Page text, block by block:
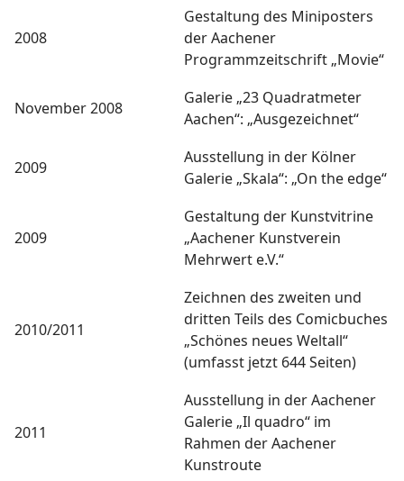
2008
Gestaltung des Miniposters
der Aachener
Programmzeitschrift „Movie“
November 2008
Galerie „23 Quadratmeter
Aachen“: „Ausgezeichnet“
2009
Ausstellung in der Kölner
Galerie „Skala“: „On the edge“
2009
Gestaltung der Kunstvitrine
„Aachener Kunstverein
Mehrwert e.V.“
2010/2011
Zeichnen des zweiten und
dritten Teils des Comicbuches
„Schönes neues Weltall“
(umfasst jetzt 644 Seiten)
2011
Ausstellung in der Aachener
Galerie „Il quadro“ im
Rahmen der Aachener
Kunstroute